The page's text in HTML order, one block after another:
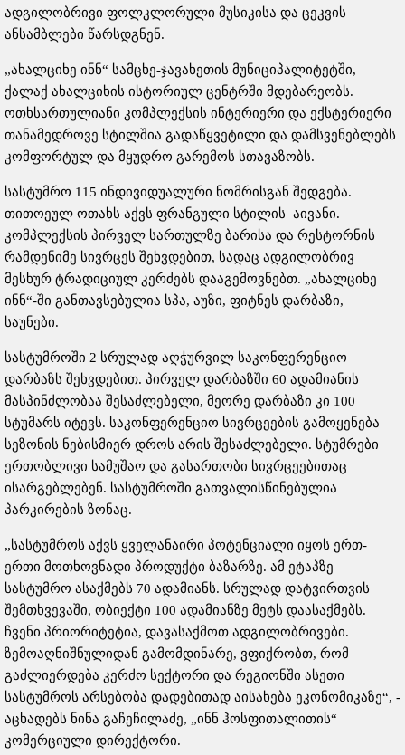
ადგილობრივი ფოლკლორული მუსიკისა და ცეკვის
ანსამბლები წარსდგნენ.
„ახალციხე ინნ“ სამცხე-ჯავახეთის მუნიციპალიტეტში,
ქალაქ ახალციხის ისტორიულ ცენტრში მდებარეობს.
ოთხსართულიანი კომპლექსის ინტერიერი და ექსტერიერი
თანამედროვე სტილშია გადაწყვეტილი და დამსვენებლებს
კომფორტულ და მყუდრო გარემოს სთავაზობს.
სასტუმრო 115 ინდივიდუალური ნომრისგან შედგება.
თითოეულ ოთახს აქვს ფრანგული სტილის აივანი.
კომპლექსის პირველ სართულზე ბარისა და რესტორნის
რამდენიმე სივრცეს შეხვდებით, სადაც ადგილობრივ
მესხურ ტრადიციულ კერძებს დააგემოვნებთ. „ახალციხე
ინნ“-ში განთავსებულია სპა, აუზი, ფიტნეს დარბაზი,
საუნები.
სასტუმროში 2 სრულად აღჭურვილ საკონფერენციო
დარბაზს შეხვდებით. პირველ დარბაზში 60 ადამიანის
მასპინძლობაა შესაძლებელი, მეორე დარბაზი კი 100
სტუმარს იტევს. საკონფერენციო სივრცეების გამოყენება
სეზონის ნებისმიერ დროს არის შესაძლებელი. სტუმრები
ერთობლივი სამუშაო და გასართობი სივრცეებითაც
ისარგებლებენ. სასტუმროში გათვალისწინებულია
პარკირების ზონაც.
„სასტუმროს აქვს ყველანაირი პოტენციალი იყოს ერთ-
ერთი მოთხოვნადი პროდუქტი ბაზარზე. ამ ეტაპზე
სასტუმრო ასაქმებს 70 ადამიანს. სრულად დატვირთვის
შემთხვევაში, ობიექტი 100 ადამიანზე მეტს დაასაქმებს.
ჩვენი პრიორიტეტია, დავასაქმოთ ადგილობრივები.
ზემოაღნიშნულიდან გამომდინარე, ვფიქრობთ, რომ
გაძლიერდება კერძო სექტორი და რეგიონში ასეთი
სასტუმროს არსებობა დადებითად აისახება ეკონომიკაზე“, -
აცხადებს ნინა გაჩეჩილაძე, „ინნ ჰოსფითალითის“
კომერციული დირექტორი.